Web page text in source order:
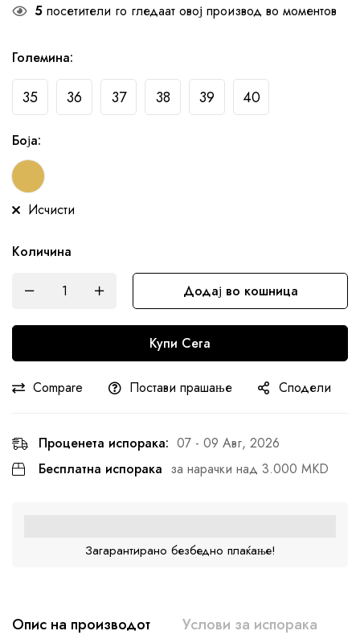
5 посетители го гледаат овој производ во моментов
Големина:
35 36 37 38 39 40
Боја:
Исчисти
Количина
Додај во кошница
Купи Сега
Compare Постави прашање Сподели
Проценета испорака: 07 - 09 Авг, 2026
Бесплатна испорака за нарачки над 3.000 MKD
Загарантирано безбедно плаќање!
Опис на производот Услови за испорака